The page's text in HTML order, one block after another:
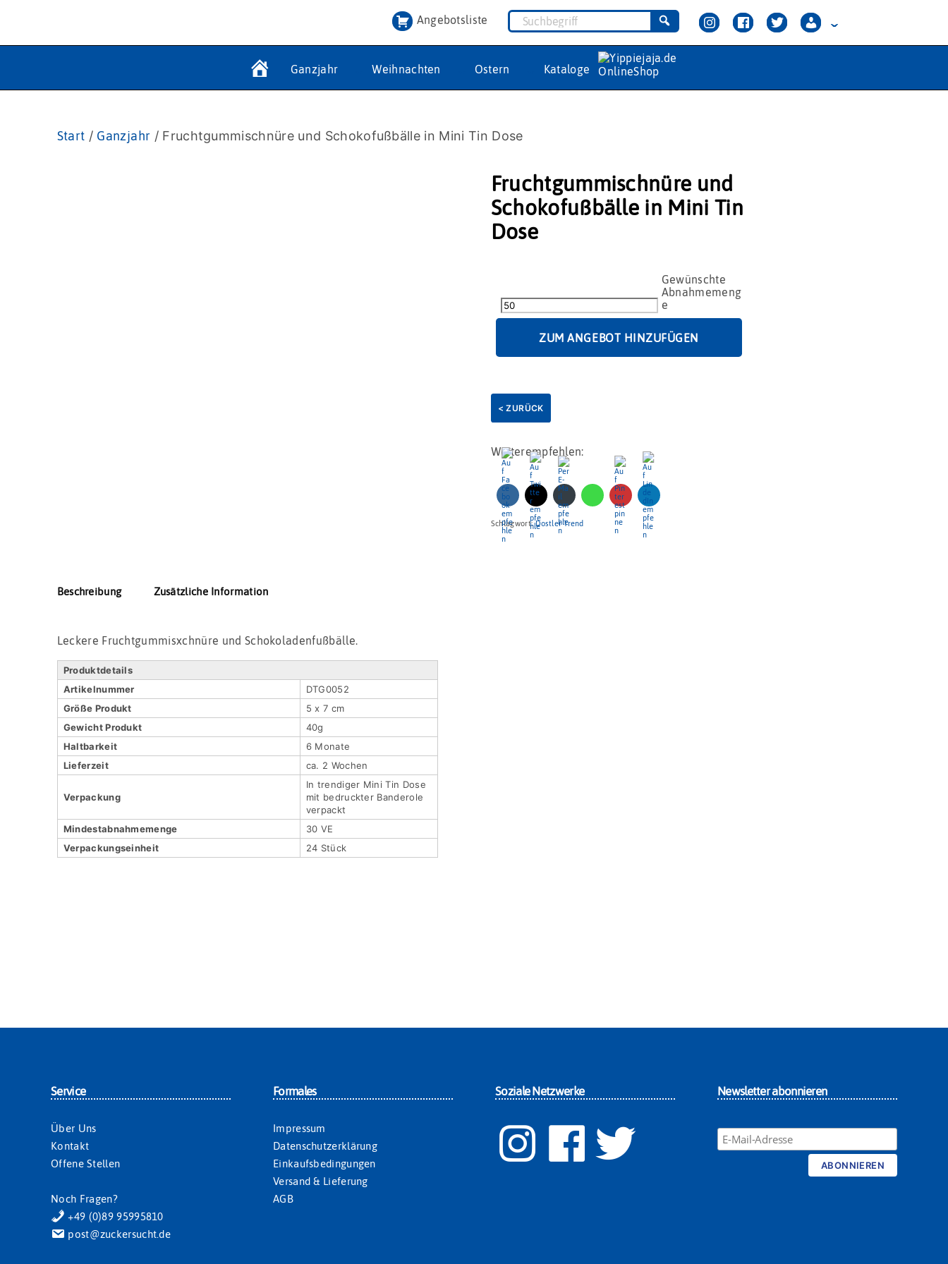
Angebotsliste
Ganzjahr Weihnachten Ostern Kataloge
Start / Ganzjahr / Fruchtgummischnüre und Schokofußbälle in Mini Tin Dose
Fruchtgummischnüre und
Schokofußbälle in Mini Tin
Dose
Schokofußbälle
in
Dose
ZUM ANGEBOT HINZUFÜGEN
< ZURÜCK
Weiterempfehlen:
Schlagwort:Dostler Trend
Beschreibung Zusätzliche Information
Leckere Fruchtgummisxchnüre und Schokoladenfußbälle.
Produktdetails
Artikel­nummer
DTG0052
Größe Produkt
5 x 7 cm
Gewicht Produkt
40g
Haltbar­keit
6 Monate
Lieferzeit
ca. 2 Wochen
Verpackung
In trendiger Mini Tin Dose
mit bedruckter Banderole
verpackt
Mindestabnahmemenge
30 VE
Verpackungs­einheit
24 Stück
Service
Über Uns
Kontakt
Offene Stellen
Noch Fragen?
+49 (0)89 95995810
post@zuckersucht.de
Formales
Impressum
Datenschutzerklärung
Einkaufsbedingungen
Versand & Lieferung
AGB
Soziale Netzwerke Newsletter abonnieren